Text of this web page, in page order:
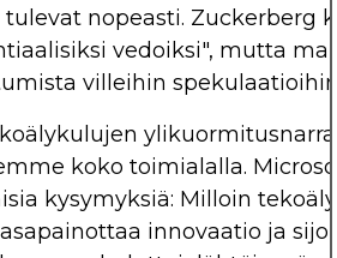
nopeasti. Zuckerberg
vedoiksi", mutta
villeihin spekulaatioihin
koko toimialalla.
kysymyksiä: Milloin
innovaatio ja